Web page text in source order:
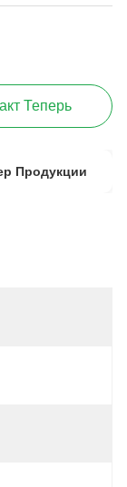
Теперь
Продукции